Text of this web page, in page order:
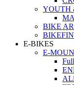
YOUTH
BIKE
E-BIKES
E-